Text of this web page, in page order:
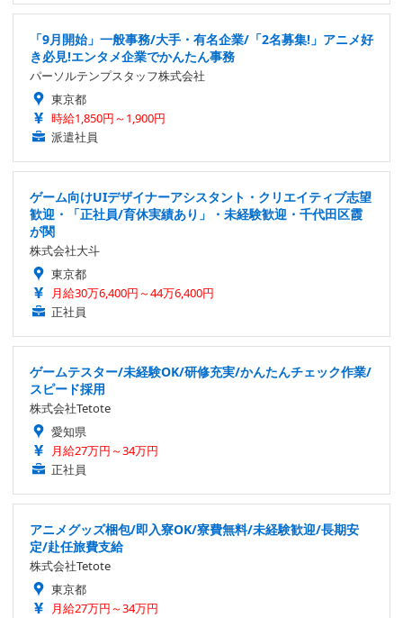
「9月開始」一般事務/大手・有名企業/「2名募集!」アニメ好
き必見!エンタメ企業でかんたん事務
パーソルテンプスタッフ株式会社
東京都
時給1,850円～1,900円
派遣社員
ゲーム向けUIデザイナーアシスタント・クリエイティブ志望
歓迎・「正社員/育休実績あり」・未経験歓迎・千代田区霞
が関
株式会社大斗
東京都
月給30万6,400円～44万6,400円
正社員
ゲームテスター/未経験OK/研修充実/かんたんチェック作業/
スピード採用
株式会社Tetote
愛知県
月給27万円～34万円
正社員
アニメグッズ梱包/即入寮OK/寮費無料/未経験歓迎/長期安
定/赴任旅費支給
株式会社Tetote
東京都
月給27万円～34万円